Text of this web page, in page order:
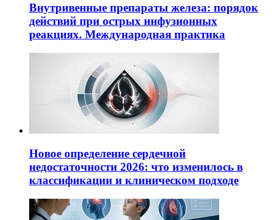
Внутривенные препараты железа: порядок
действий при острых инфузионных
реакциях. Международная практика
Новое определение сердечной
недостаточности 2026: что изменилось в
классификации и клиническом подходе